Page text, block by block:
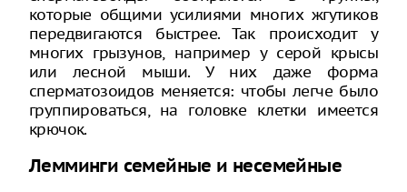
которые общими усилиями многих жгутиков
передвигаются быстрее. Так происходит у
многих грызунов, например у серой крысы
или лесной мыши. У них даже форма
сперматозоидов меняется: чтобы легче было
группироваться, на головке клетки имеется
крючок.
Лемминги семейные и несемейные